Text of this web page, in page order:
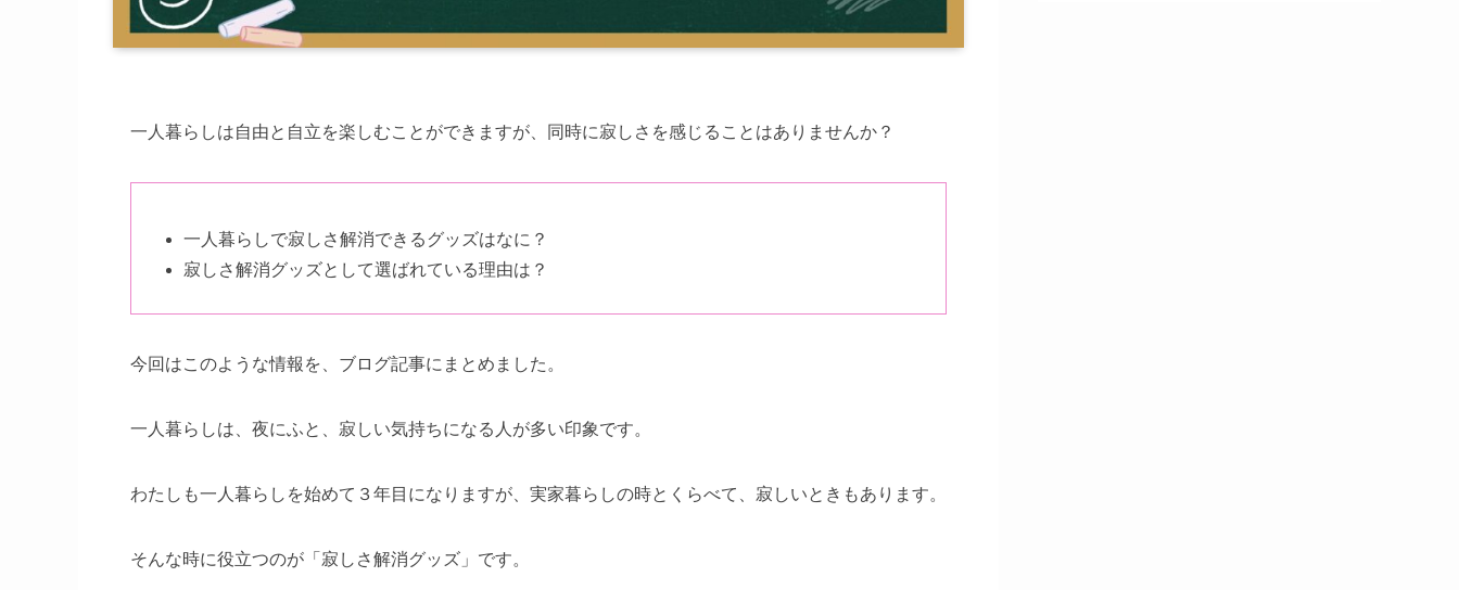
一人暮らしは自由と自立を楽しむことができますが、同時に寂しさを感じることはありませんか？
一人暮らしで寂しさ解消できるグッズはなに？
寂しさ解消グッズとして選ばれている理由は？
今回はこのような情報を、ブログ記事にまとめました。
一人暮らしは、夜にふと、寂しい気持ちになる人が多い印象です。
わたしも一人暮らしを始めて３年目になりますが、実家暮らしの時とくらべて、寂しいときもあります。
そんな時に役立つのが「寂しさ解消グッズ」です。